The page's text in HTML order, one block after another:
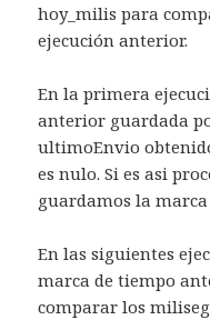
hoy_milis para
ejecución anterior.
En la primera
anterior guardada
ultimoEnvio
es nulo. Si es asi
guardamos la
En las siguientes
marca de tiempo
comparar los